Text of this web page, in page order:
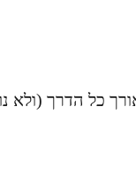
כל הדרך